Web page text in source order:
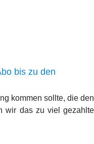
bis zu den
kommen sollte, die den
wir das zu viel gezahlte